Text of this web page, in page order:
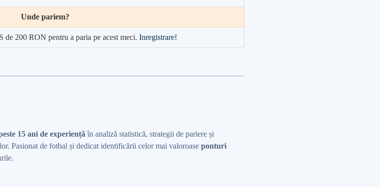
Unde pariem?
200 RON pentru a paria pe acest meci. Inregistrare!
15 ani de experiență în analiză statistică, strategii de pariere și
Pasionat de fotbal și dedicat identificării celor mai valoroase ponturi